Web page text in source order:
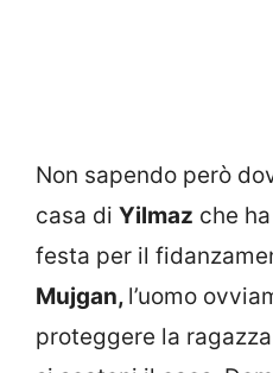
Non sapendo però
casa di Yilmaz che
festa per il
Mujgan, l’uomo
proteggere la